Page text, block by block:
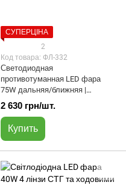
СУПЕРЦІНА
2
Код товара: ФЛ-332
Светодиодная
противотуманная LED фара
75W дальняя/ближняя |
функции поворота и ДХВ |
ФЛ-332
2 630 грн/шт.
Купить